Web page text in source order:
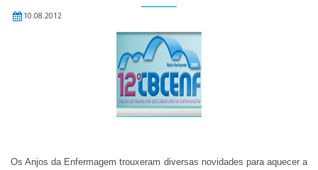
10.08.2012
Os Anjos da Enfermagem trouxeram diversas novidades para aquecer a